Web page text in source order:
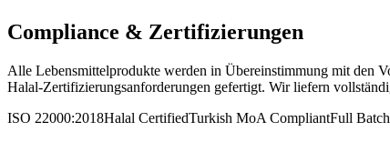
Compliance & Zertifizierungen
Alle Lebensmittelprodukte werden in Übereinstimmung mit den
Halal-Zertifizierungsanforderungen gefertigt. Wir liefern
ISO 22000:2018Halal CertifiedTurkish MoA CompliantFull